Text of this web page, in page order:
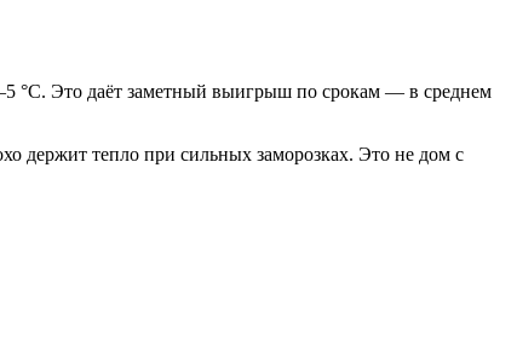
°C. Это даёт заметный выигрыш по срокам — в среднем
держит тепло при сильных заморозках. Это не дом с